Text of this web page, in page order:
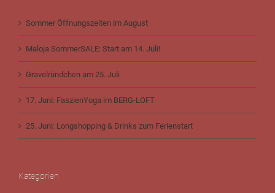
Sommer Öffnungszeiten im August
Maloja SommerSALE: Start am 14. Juli!
Gravelründchen am 25. Juli
17. Juni: FaszienYoga im BERG-LOFT
25. Juni: Longshopping & Drinks zum Ferienstart
Kategorien